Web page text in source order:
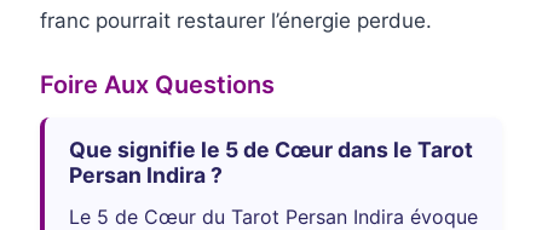
franc pourrait restaurer l’énergie perdue.
Foire Aux Questions
Que signifie le 5 de Cœur dans le Tarot
Persan Indira ?
Le 5 de Cœur du Tarot Persan Indira évoque